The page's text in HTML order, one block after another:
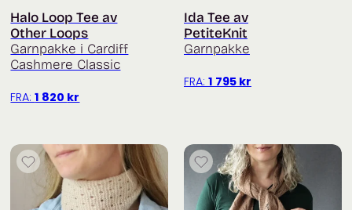
Halo Loop Tee av
Other Loops
Garnpakke i Cardiff
Cashmere Classic
FRA:1 820 kr
Ida Tee av
PetiteKnit
Garnpakke
FRA: 1 795 kr